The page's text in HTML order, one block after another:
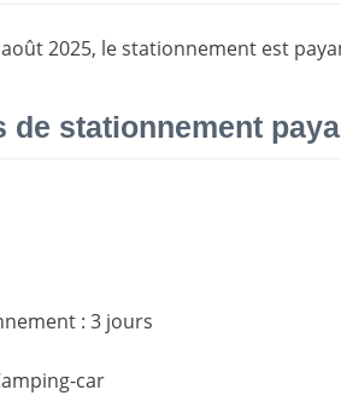
2025, le stationnement est
de stationnement
: 3 jours
car